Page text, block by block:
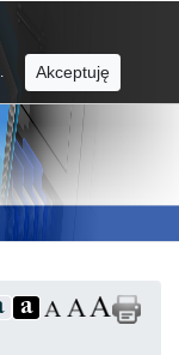
Akceptuję